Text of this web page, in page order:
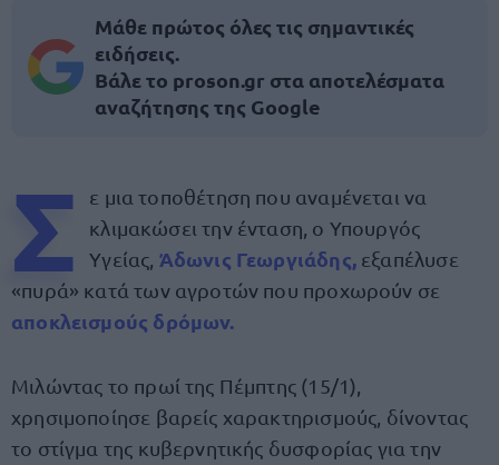
Μάθε πρώτος όλες τις σημαντικές
ειδήσεις.
Βάλε το proson.gr στα αποτελέσματα
αναζήτησης της Google
Σ
ε μια τοποθέτηση που αναμένεται να
κλιμακώσει την ένταση, ο Υπουργός
Υγείας, Άδωνις Γεωργιάδης,εξαπέλυσε
«πυρά» κατά των αγροτών που προχωρούν σε
αποκλεισμούς δρόμων.
Μιλώντας το πρωί της Πέμπτης (15/1),
χρησιμοποίησε βαρείς χαρακτηρισμούς, δίνοντας
το στίγμα της κυβερνητικής δυσφορίας για την